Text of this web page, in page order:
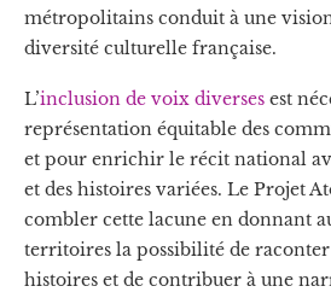
métropolitains conduit à une
diversité culturelle française.
L’inclusion de voix diverses est
représentation équitable des
et pour enrichir le récit national
et des histoires variées. Le Projet
combler cette lacune en donnant
territoires la possibilité de
histoires et de contribuer à une